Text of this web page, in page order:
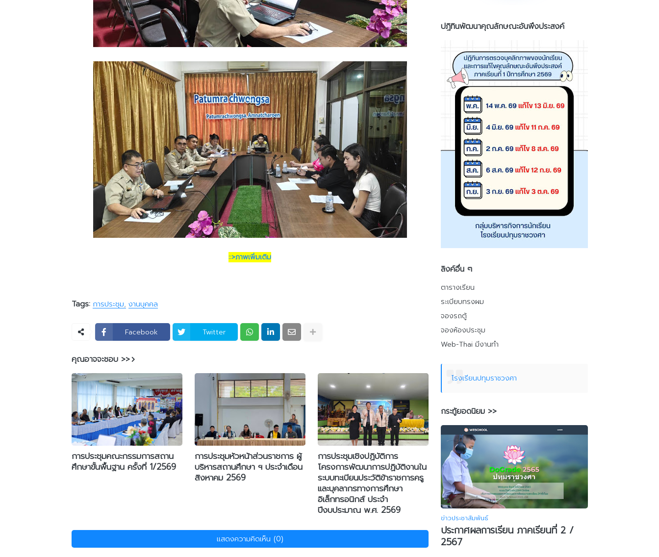
::>ภาพเพิ่มเติม
Tags: การประชุม งานบุคคล
Facebook Twitter
คุณอาจจะชอบ >>
การประชุมคณะกรรมการสถาน
ศึกษาขั้นพื้นฐาน ครั้งที่ 1/2569
การประชุมหัวหน้าส่วนราชการ ผู้
บริหารสถานศึกษา ฯ ประจำเดือน
สิงหาคม 2569
การประชุมเชิงปฏิบัติการ
โครงการพัฒนาการปฏิบัติงานใน
ระบบทะเบียนประวัติข้าราชการครู
และบุคลากรทางการศึกษา
อิเล็กทรอนิกส์ ประจำ
ปีงบประมาณ พ.ศ. 2569
แสดงความคิดเห็น (0)
ปฎิทินพัฒนาคุณลักษณะอันพึงประสงค์
ลิงค์อื่น ๆ
ตารางเรียน
ระเบียบทรงผม
จองรถตู้
จองห้องประชุม
Web-Thai มีงานทำ
โรงเรียนปทุมราชวงศา
กระทู้ยอดนิยม >>
ข่าวประชาสัมพันธ์
ประกาศผลการเรียน ภาคเรียนที่ 2 /
2567